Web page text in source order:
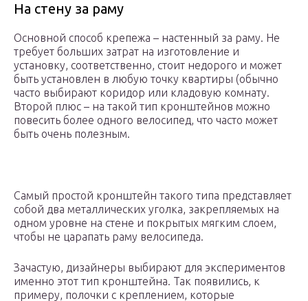
На стену за раму
Основной способ крепежа – настенный за раму. Не
требует больших затрат на изготовление и
установку, соответственно, стоит недорого и может
быть установлен в любую точку квартиры (обычно
часто выбирают коридор или кладовую комнату.
Второй плюс – на такой тип кронштейнов можно
повесить более одного велосипед, что часто может
быть очень полезным.
Самый простой кронштейн такого типа представляет
собой два металлических уголка, закрепляемых на
одном уровне на стене и покрытых мягким слоем,
чтобы не царапать раму велосипеда.
Зачастую, дизайнеры выбирают для экспериментов
именно этот тип кронштейна. Так появились, к
примеру, полочки с креплением, которые